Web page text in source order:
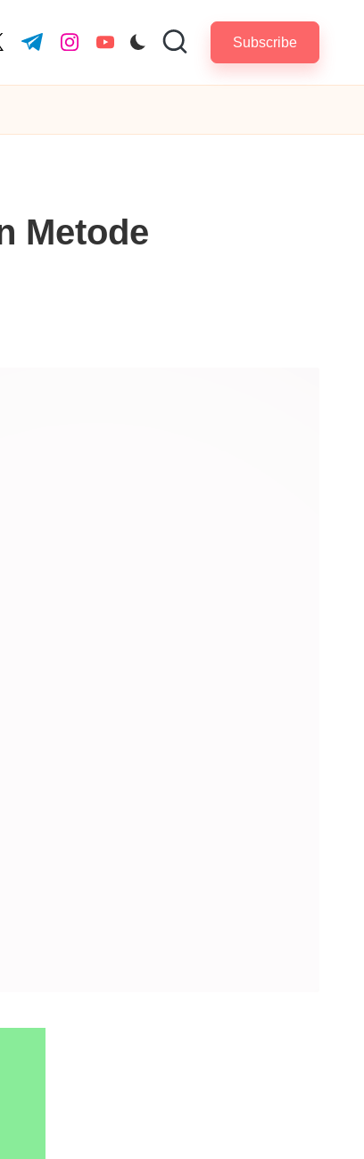
t.me instagram.com
youtube.com Subscribe
Metode